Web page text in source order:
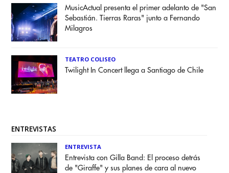
MusicActual presenta el primer adelanto de "San
Sebastián. Tierras Raras" junto a Fernando
Milagros
TEATRO COLISEO
Twilight In Concert llega a Santiago de Chile
ENTREVISTAS
ENTREVISTA
Entrevista con Gilla Band: El proceso detrás
de "Giraffe" y sus planes de cara al nuevo